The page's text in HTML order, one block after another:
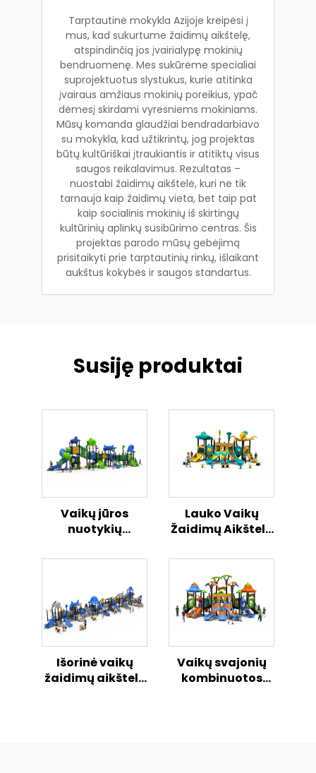
Tarptautinė mokykla Azijoje kreipėsi į
mus, kad sukurtume žaidimų aikštelę,
atspindinčią jos įvairialypę mokinių
bendruomenę. Mes sukūrėme specialiai
suprojektuotus slystukus, kurie atitinka
įvairaus amžiaus mokinių poreikius, ypač
dėmesį skirdami vyresniems mokiniams.
Mūsų komanda glaudžiai bendradarbiavo
su mokykla, kad užtikrintų, jog projektas
būtų kultūriškai įtraukiantis ir atitiktų visus
saugos reikalavimus. Rezultatas –
nuostabi žaidimų aikštelė, kuri ne tik
tarnauja kaip žaidimų vieta, bet taip pat
kaip socialinis mokinių iš skirtingų
kultūrinių aplinkų susibūrimo centras. Šis
projektas parodo mūsų gebėjimą
prisitaikyti prie tarptautinių rinkų, išlaikant
aukštus kokybės ir saugos standartus.
Susiję produktai
Vaikų jūros
nuotykių
slystykla
Lauko Vaikų
Žaidimų Aikštelė
Tema,
Kombinuotasis
Slenkstis
Išorinė vaikų
žaidimų aikštelė
Vaikų svajonių
kombinuotos